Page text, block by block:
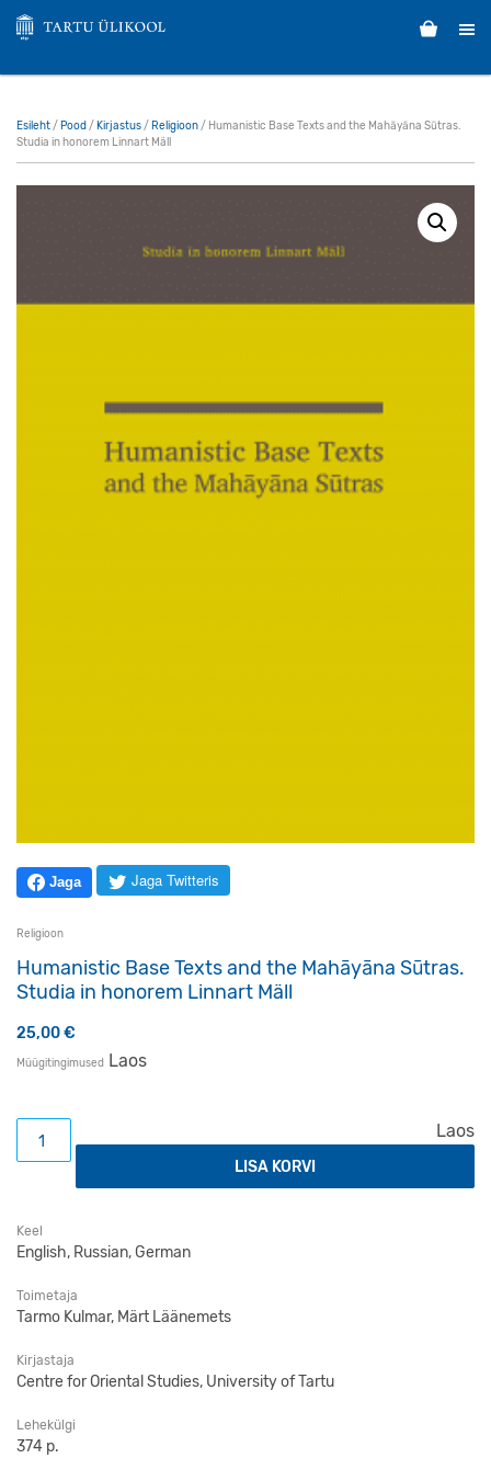
Esileht/ Pood / Kirjastus/ Religioon/ Humanistic Base Texts and the Mahāyāna Sūtras.
Studia in honorem Linnart Mäll
Jaga Jaga Twitteris
Religioon
Humanistic Base Texts and the Mahāyāna Sūtras.
Studia in honorem Linnart Mäll
25,00€
Müügitingimused Laos
Laos
Humanistic Base Texts and the Mahāyāna Sūtras.
LISA KORVI
Keel
English, Russian, German
Toimetaja
Tarmo Kulmar, Märt Läänemets
Kirjastaja
Centre for Oriental Studies, University of Tartu
Lehekülgi
374 p.